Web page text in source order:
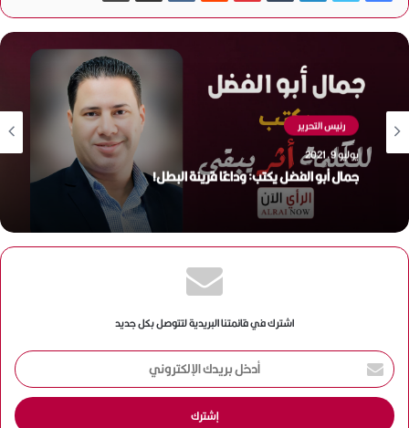
رئيس التحرير
يوليو 9, 2021
جمال أبو الفضل يكتب: وداعًا قرينة البطل!
اشترك في قائمتنا البريدية لتتوصل بكل جديد
أ
د
خ
ل